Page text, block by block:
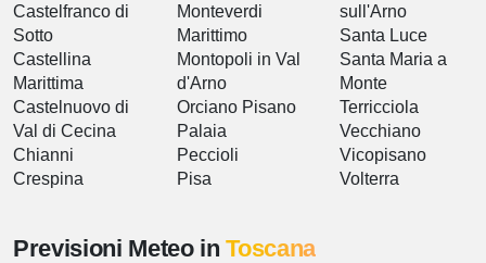
Castelfranco di
Sotto
Castellina
Marittima
Castelnuovo di
Val di Cecina
Chianni
Crespina
Monteverdi
Marittimo
Montopoli in Val
d'Arno
Orciano Pisano
Palaia
Peccioli
Pisa
sull'Arno
Santa Luce
Santa Maria a
Monte
Terricciola
Vecchiano
Vicopisano
Volterra
Previsioni Meteo inToscana